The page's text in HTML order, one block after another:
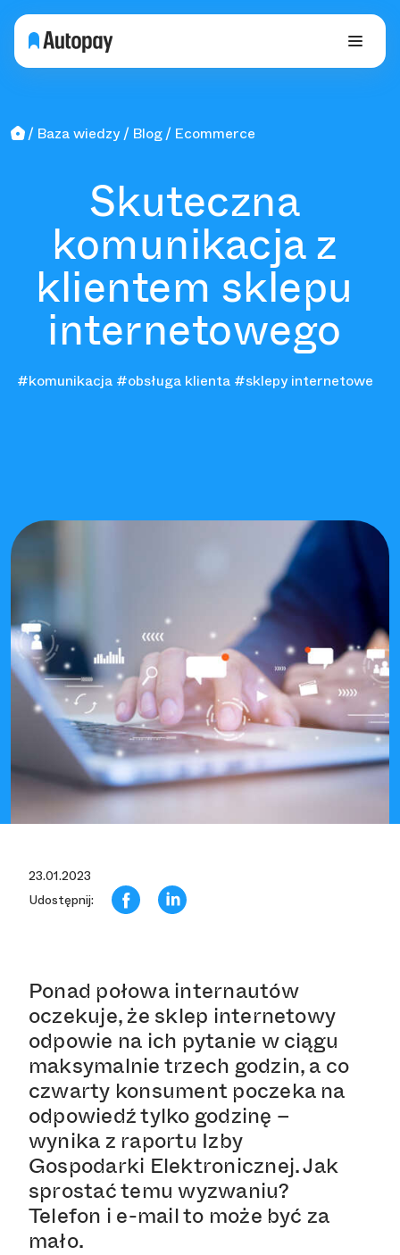
Baza wiedzy Blog Ecommerce
Skuteczna
komunikacja z
klientem sklepu
internetowego
#komunikacja #obsługa klienta #sklepy internetowe
23.01.2023
Udostępnij:
Ponad połowa internautów
oczekuje, że sklep internetowy
odpowie na ich pytanie w ciągu
maksymalnie trzech godzin, a co
czwarty konsument poczeka na
odpowiedź tylko godzinę –
wynika z raportu Izby
Gospodarki Elektronicznej. Jak
sprostać temu wyzwaniu?
Telefon i e-mail to może być za
mało.